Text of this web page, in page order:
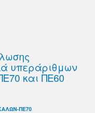
υπεράριθμων
και ΠΕ60
ΠΕ70